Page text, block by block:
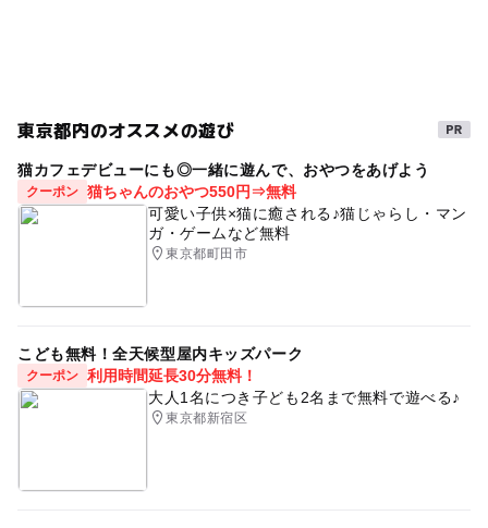
シルバーウィーク2026 京葉線(千葉県) アウトドア
春休み2027 穴場 ヨット 夏休み2026
駅から近い バーベキュー(BBQ)
秋のお出かけ2026 外遊び
ゴールデンウィーク2016 2014年夏休み特集
GW(ゴールデンウィーク)2027 食事持込OK
東京都内のオススメの遊び
猫カフェデビューにも◎一緒に遊んで、おやつをあげよう
クーポン 猫ちゃんのおやつ550円⇒無料
可愛い子供×猫に癒される♪猫じゃらし・マン
ガ・ゲームなど無料
東京都町田市
こども無料！全天候型屋内キッズパーク
クーポン 利用時間延長30分無料！
大人1名につき子ども2名まで無料で遊べる♪
東京都新宿区